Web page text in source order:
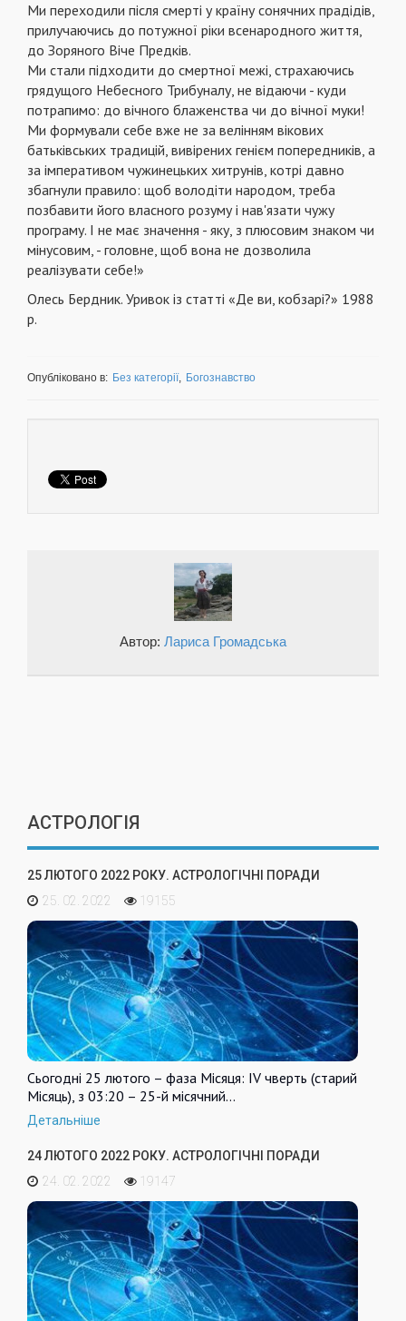
Ми переходили після смерті у країну сонячних прадідів,
прилучаючись до потужної ріки всенародного життя,
до Зоряного Віче Предків.
Ми стали підходити до смертної межі, страхаючись
грядущого Небесного Трибуналу, не відаючи - куди
потрапимо: до вічного блаженства чи до вічної муки!
Ми формували себе вже не за велінням вікових
батьківських традицій, вивірених генієм попередників, а
за імперативом чужинецьких хитрунів, котрі давно
збагнули правило: щоб володіти народом, треба
позбавити його власного розуму і нав'язати чужу
програму. І не має значення - яку, з плюсовим знаком чи
мінусовим, - головне, щоб вона не дозволила
реалізувати себе!»
Олесь Бердник. Уривок із статті «Де ви, кобзарі?» 1988
р.
Опубліковано в: Без категорії, Богознавство
Автор: Лариса Громадська
АСТРОЛОГІЯ
25 ЛЮТОГО 2022 РОКУ. АСТРОЛОГІЧНІ ПОРАДИ
25. 02. 2022
19155
Сьогодні 25 лютого – фаза Місяця: IV чверть (старий
Місяць), з 03:20 – 25-й місячний…
Детальніше
24 ЛЮТОГО 2022 РОКУ. АСТРОЛОГІЧНІ ПОРАДИ
24. 02. 2022
19147